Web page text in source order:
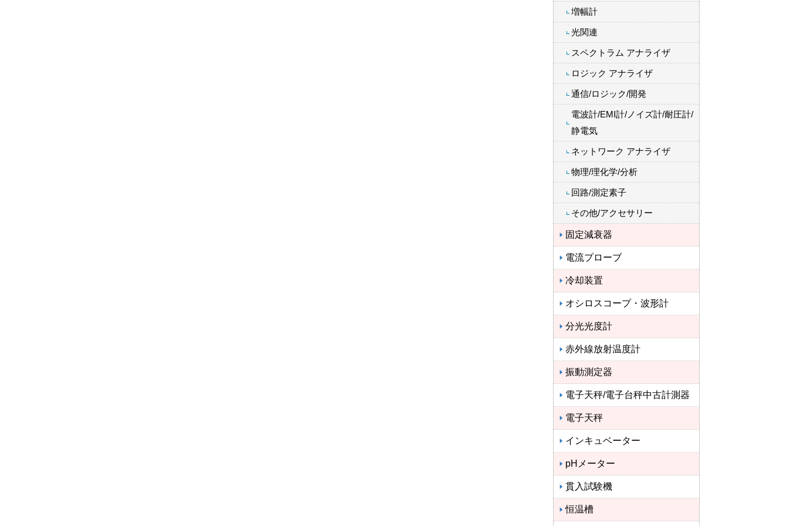
増幅計
光関連
スペクトラム アナライザ
ロジック アナライザ
通信/ロジック/開発
電波計/EMI計/ノイズ計/耐圧計/
静電気
ネットワーク アナライザ
物理/理化学/分析
回路/測定素子
その他/アクセサリー
固定減衰器
電流プローブ
冷却装置
オシロスコープ・波形計
分光光度計
赤外線放射温度計
振動測定器
電子天秤/電子台秤中古計測器
電子天秤
インキュベーター
pHメーター
貫入試験機
恒温槽